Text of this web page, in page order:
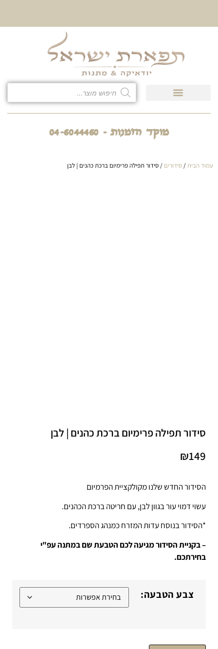
מוקד הזמנות - 04-6044460
עמוד הבית/ סידורים / סידור תפילה פרימיום ברכת כהנים | לבן
סידור תפילה פרימיום ברכת כהנים | לבן
₪149
הסידור החדש שלנו מקולקציית הפרמיום
עשוי דמוי עור בגוון לבן, עם חריטה ברכת הכהנים.
*הסידור בנוסח עדות המזרח כמנהג הספרדים.
– בקניית הסידור מגיעה לכם הטבעת שם במתנה עפ"י
בחירתכם.
צבע הטבעה: